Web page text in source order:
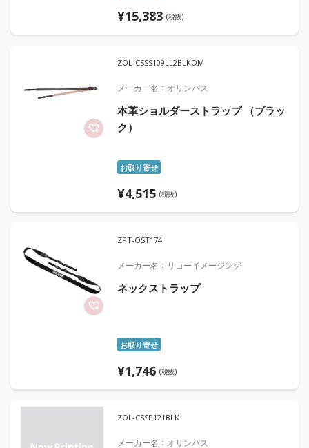
¥15,383 (税抜)
ZOL-CSSS109LL2BLKOM
メーカー名 オリンパス
本革ショルダーストラップ （ブラッ
ク）
お取り寄せ
¥4,515 (税抜)
ZPT-OST174
メーカー名 リコーイメージング
ネックストラップ
お取り寄せ
¥1,746 (税抜)
ZOL-CSSP121BLK
メーカー名 オリンパス